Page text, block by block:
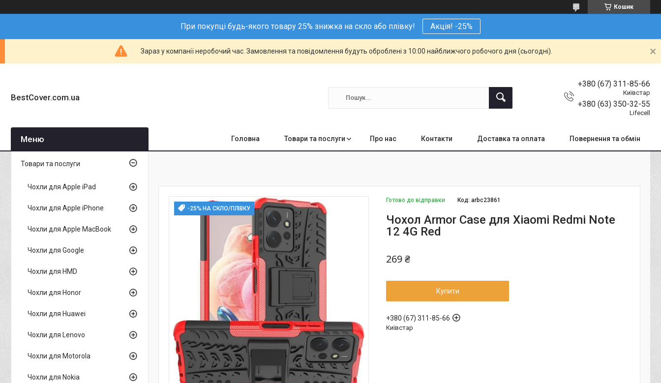
Кошик
При покупці будь-якого товару 25% знижка на скло або плівку! Акція! -25%
Зараз у компанії неробочий час. Замовлення та повідомлення будуть оброблені з 10:00 найближчого робочого дня (сьогодні).
BestCover.com.ua
+380 (67) 311-85-66
Київстар
+380 (63) 350-32-55
Lifecell
Головна Товари та послуги Про нас Контакти Доставка та оплата Повернення та обмін
-25% НА СКЛО/ПЛІВКУ
Готово до відправки Код:arbc23861
Чохол Armor Case для Xiaomi Redmi Note
12 4G Red
269 ₴
Купити
+380 (67) 311-85-66
Київстар
Товари та послуги
Чохли для Apple iPad
Чохли для Apple iPhone
Чохли для Apple MacBook
Чохли для Google
Чохли для HMD
Чохли для Honor
Чохли для Huawei
Чохли для Lenovo
Чохли для Motorola
Чохли для Nokia